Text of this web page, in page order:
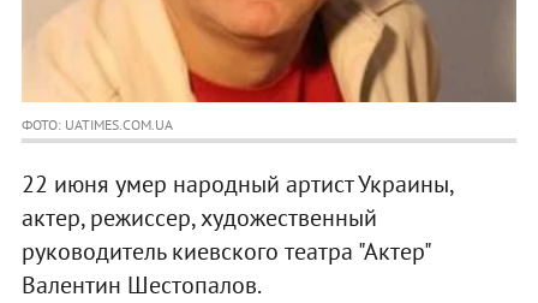
ФОТО: UATIMES.COM.UA
22 июня умер народный артист Украины,
актер, режиссер, художественный
руководитель киевского театра "Актер"
Валентин Шестопалов.